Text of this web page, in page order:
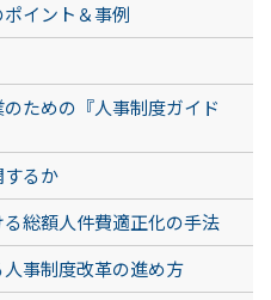
イント＆事例
ための『人事制度ガイド
するか
総額人件費適正化の手法
事制度改革の進め方